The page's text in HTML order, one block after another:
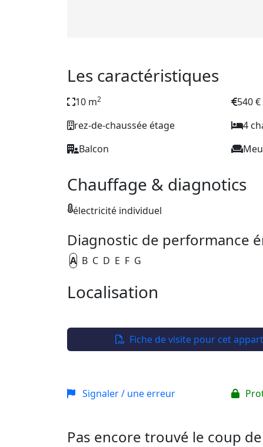
Les caractéristiques
10 m2
540
rez-de-chaussée étage
4
Balcon
Chauffage & diagnotics
électricité individuel
Diagnostic de performance
A B C D E F G
Localisation
Fiche de visite pour cet
Signaler / une erreur
Pas encore trouvé le coup